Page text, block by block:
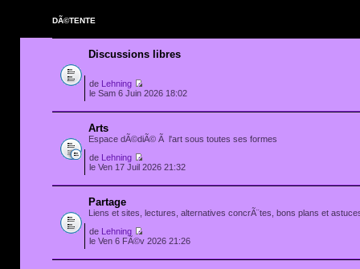
DÃ©TENTE
Discussions libres
de
Lehning
le Sam 6 Juin 2026 18:02
Arts
Espace dÃ©diÃ© Ã l'art sous toutes ses formes
de
Lehning
le Ven 17 Juil 2026 21:32
Partage
Liens et sites, lectures, alternatives concrÃ¨tes, bons plans et
de
Lehning
le Ven 6 FÃ©v 2026 21:26